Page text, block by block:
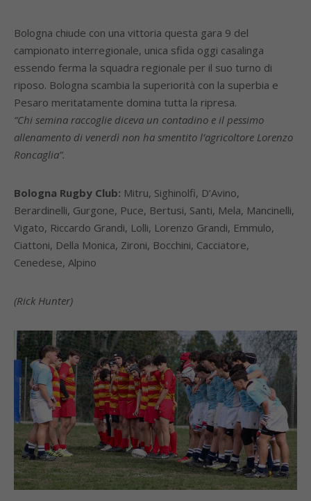
Bologna chiude con una vittoria questa gara 9 del
campionato interregionale, unica sfida oggi casalinga
essendo ferma la squadra regionale per il suo turno di
riposo. Bologna scambia la superiorità con la superbia e
Pesaro meritatamente domina tutta la ripresa.
“Chi semina raccoglie diceva un contadino e il pessimo
allenamento di venerdì non ha smentito l’agricoltore Lorenzo
Roncaglia”.
Bologna Rugby Club: Mitru, Sighinolfi, D’Avino,
Berardinelli, Gurgone, Puce, Bertusi, Santi, Mela, Mancinelli,
Vigato, Riccardo Grandi, Lolli, Lorenzo Grandi, Emmulo,
Ciattoni, Della Monica, Zironi, Bocchini, Cacciatore,
Cenedese, Alpino
(Rick Hunter)